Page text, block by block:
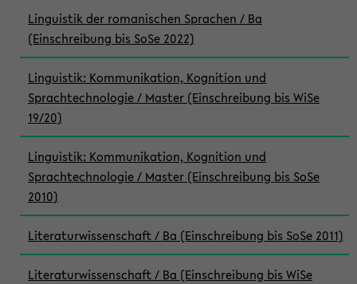
Linguistik der romanischen Sprachen / Ba
(Einschreibung bis SoSe 2022)
Linguistik: Kommunikation, Kognition und
Sprachtechnologie / Master (Einschreibung bis WiSe
19/20)
Linguistik: Kommunikation, Kognition und
Sprachtechnologie / Master (Einschreibung bis SoSe
2010)
Literaturwissenschaft / Ba (Einschreibung bis SoSe 2011)
Literaturwissenschaft / Ba (Einschreibung bis WiSe